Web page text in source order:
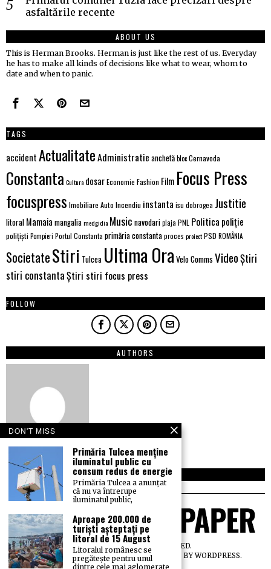
asfaltările recente
ABOUT US
This is Herman Brooks. Herman is just like the rest of us. Everyday
he has to make all kinds of decisions like what to wear, whom to
date and when to panic.
TAGS
accidentActualitateAdministratie anchetăblocCernavoda
Constanta Cultura dosarEconomie Fashion Film Focus Press
focuspress Imobiliare Auto Incendiu instanta isu dobrogea Justitie
litoral Mamaia mangaliamedgidia Music navodariplaja PNL Politica poliție
polițiști Pompieri Portul Constanta primăria constantaproces proiectPSD ROMÂNIA
SocietateStiri Tulcea Ultima Ora Velo Comms VideoȘtiri
stiri constantaȘtiri stiri focus press
FOLLOW
AUTHORS
NEWSLETTER
© 2026
ALL RIGHTS RESERVED.
DESIGNED BYTHE FOX THEME. POWERED BY WORDPRESS.
DON'T MISS
Primăria Tulcea menține
iluminatul public cu
consum redus de energie
Primăria Tulcea a anunțat
că nu va întrerupe
iluminatul public,
Aproape 200.000 de
turiști așteptați pe
litoral de 15 August
Litoralul românesc se
pregătește pentru unul
dintre cele mai aglomerate